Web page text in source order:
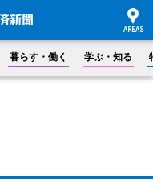
暮らす・働く 学ぶ・知る